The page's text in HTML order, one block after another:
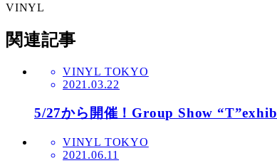
VINYL
関連記事
VINYL TOKYO
2021.03.22
5/27から開催！Group Show
VINYL TOKYO
2021.06.11